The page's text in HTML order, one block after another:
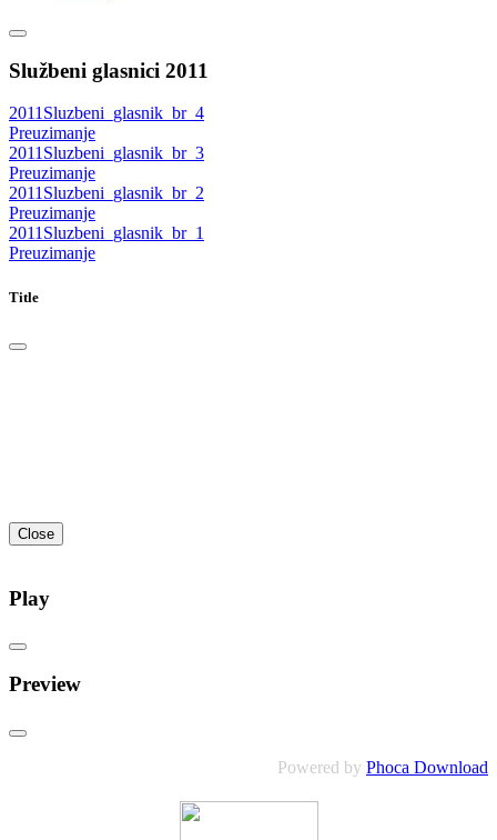
Službeni glasnici 2011
2011Sluzbeni_glasnik_br_4
Preuzimanje
2011Sluzbeni_glasnik_br_3
Preuzimanje
2011Sluzbeni_glasnik_br_2
Preuzimanje
2011Sluzbeni_glasnik_br_1
Preuzimanje
Title
Close
Play
Preview
Powered by Phoca Download